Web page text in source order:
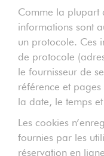
Comme la plupart
informations sont
un protocole. Ces
de protocole
le fournisseur de
référence et pages
la date, le temps
Les cookies
fournies par les
réservation en